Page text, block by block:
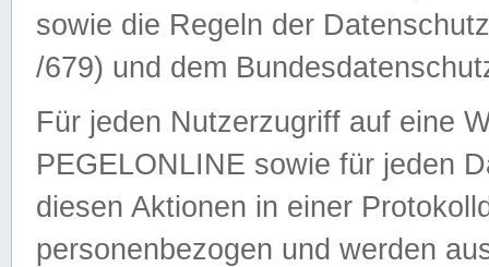
sowie die Regeln der
/679) und dem
Für jeden Nutzerzugriff auf eine
PEGELONLINE sowie für jeden
diesen Aktionen in einer
personenbezogen und werden